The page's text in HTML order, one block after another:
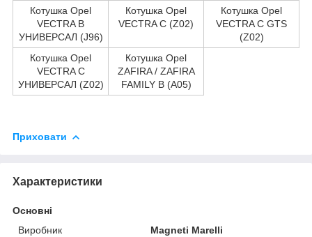
Котушка Opel
VECTRA B
УНИВЕРСАЛ (J96)
Котушка Opel
VECTRA C (Z02)
Котушка Opel
VECTRA C GTS
(Z02)
Котушка Opel
VECTRA C
УНИВЕРСАЛ (Z02)
Котушка Opel
ZAFIRA / ZAFIRA
FAMILY B (A05)
Приховати
Характеристики
Основні
Виробник
Magneti Marelli